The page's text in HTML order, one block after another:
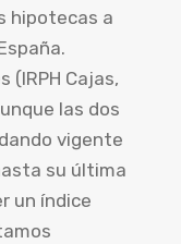
hipotecas a
Cajas,
las dos
vigente
su última
un índice